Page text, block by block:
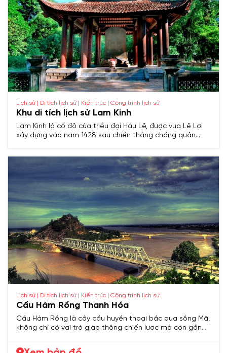
Lịch sử | Di tích lịch sử | Kiến trúc | Công trình lịch sử
Khu di tích lịch sử Lam Kinh
Lam Kinh là cố đô của triều đại Hậu Lê, được vua Lê Lợi
xây dựng vào năm 1428 sau chiến thắng chống quân
hoàng hậu nhà Lê, với kiến trúc cung đình độc đáo và
phong cảnh hữu tình.
Lịch sử | Di tích lịch sử | Kiến trúc | Công trình lịch sử
Cầu Hàm Rồng Thanh Hóa
Cầu Hàm Rồng là cây cầu huyền thoại bắc qua sông Mã,
không chỉ có vai trò giao thông chiến lược mà còn gắn
trở thành biểu tượng bất khuất của Thanh Hóa.